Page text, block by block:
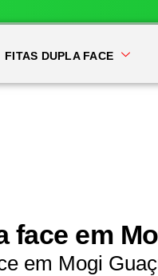
FITAS DUPLA FACE
face em
em Mogi